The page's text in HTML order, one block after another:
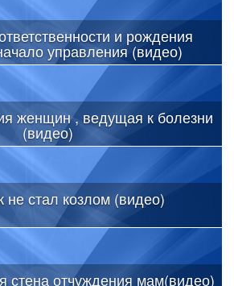
и рождения
управления (видео)
женщин , ведущая к болезни
(видео)
стал козлом (видео)
стена отчуждения мам(видео)